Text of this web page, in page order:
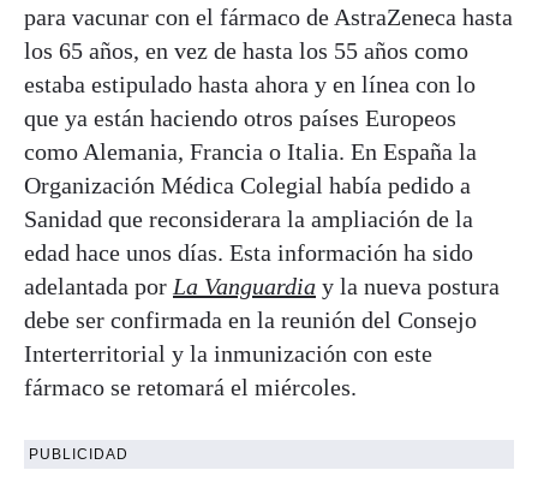
para vacunar con el fármaco de AstraZeneca hasta
los 65 años, en vez de hasta los 55 años como
estaba estipulado hasta ahora y en línea con lo
que ya están haciendo otros países Europeos
como Alemania, Francia o Italia. En España la
Organización Médica Colegial había pedido a
Sanidad que reconsiderara la ampliación de la
edad hace unos días. Esta información ha sido
adelantada por La Vanguardia y la nueva postura
debe ser confirmada en la reunión del Consejo
Interterritorial y la inmunización con este
fármaco se retomará el miércoles.
PUBLICIDAD